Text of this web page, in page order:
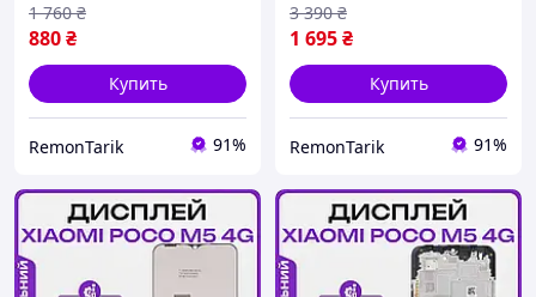
880₴
1 760 ₴
Купить
RemonTarik 91%
1 695₴
3 390 ₴
Купить
RemonTarik 91%